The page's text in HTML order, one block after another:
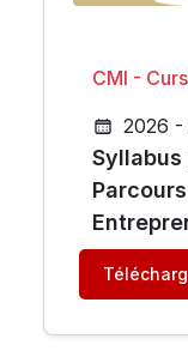
CMI -
2026 -
Syllabus